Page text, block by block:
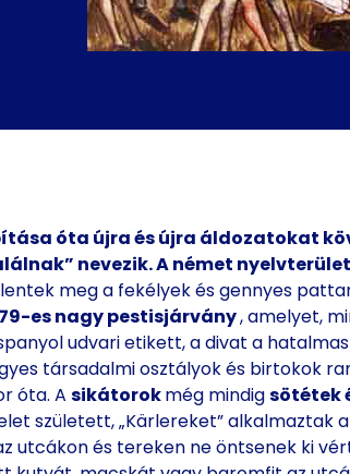
óta újra és újra áldozatokat
nevezik. A német
meg a fekélyek és gennyes
es nagy pestisjárvány, amelyet,
udvari etikett, a divat a
társadalmi osztályok és birtokok
óta. Asikátorokmég mindigsötétek
született, „Kärlereket” alkalmaztak
utcákon és tereken ne öntsenek ki